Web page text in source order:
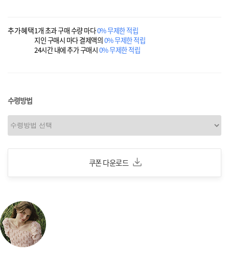
추가혜택1개 초과 구매 수량 마다0% 무제한 적립
지인 구매시 마다 결제액의0% 무제한 적립
24시간 내에 추가 구매시0% 무제한 적립
수령방법
쿠폰 다운로드